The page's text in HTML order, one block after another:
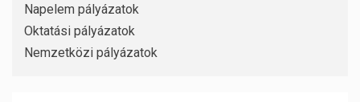
Napelem pályázatok
Oktatási pályázatok
Nemzetközi pályázatok